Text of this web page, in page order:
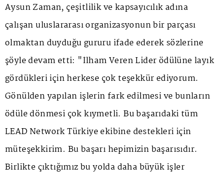
Aysun Zaman, çeşitlilik ve kapsayıcılık adına
çalışan uluslararası organizasyonun bir parçası
olmaktan duyduğu gururu ifade ederek sözlerine
şöyle devam etti: "İlham Veren Lider ödülüne layık
gördükleri için herkese çok teşekkür ediyorum.
Gönülden yapılan işlerin fark edilmesi ve bunların
ödüle dönmesi çok kıymetli. Bu başarıdaki tüm
LEAD Network Türkiye ekibine destekleri için
müteşekkirim. Bu başarı hepimizin başarısıdır.
Birlikte çıktığımız bu yolda daha büyük işler